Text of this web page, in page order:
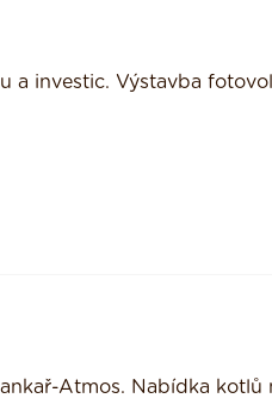
investic. Výstavba
Atmos. Nabídka kotlů